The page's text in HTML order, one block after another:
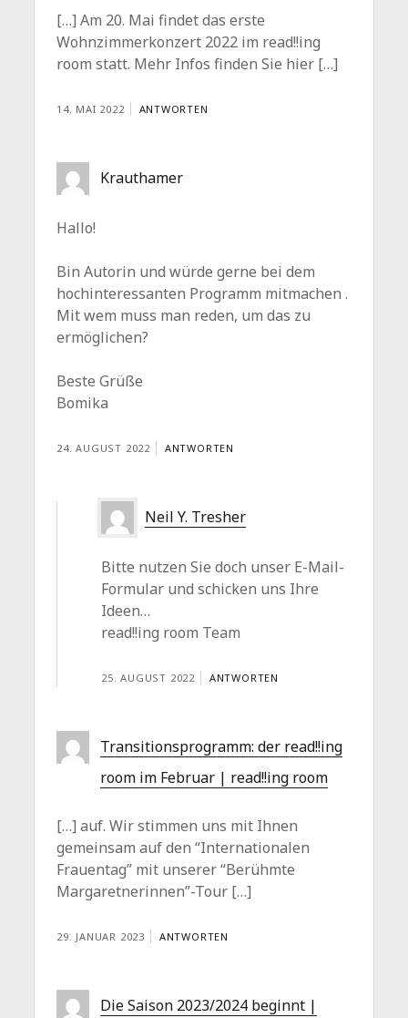
[…] Am 20. Mai findet das erste
Wohnzimmerkonzert 2022 im read!!ing
room statt. Mehr Infos finden Sie hier […]
14. MAI 2022 ANTWORTEN
Krauthamer
Hallo!
Bin Autorin und würde gerne bei dem
hochinteressanten Programm mitmachen .
Mit wem muss man reden, um das zu
ermöglichen?
Beste Grüße
Bomika
24. AUGUST 2022 ANTWORTEN
Neil Y. Tresher
Bitte nutzen Sie doch unser E-Mail-
Formular und schicken uns Ihre
Ideen…
read!!ing room Team
25. AUGUST 2022 ANTWORTEN
Transitionsprogramm: der read!!ing
room im Februar | read!!ing room
[…] auf. Wir stimmen uns mit Ihnen
gemeinsam auf den “Internationalen
Frauentag” mit unserer “Berühmte
Margaretnerinnen”-Tour […]
29. JANUAR 2023 ANTWORTEN
Die Saison 2023/2024 beginnt |